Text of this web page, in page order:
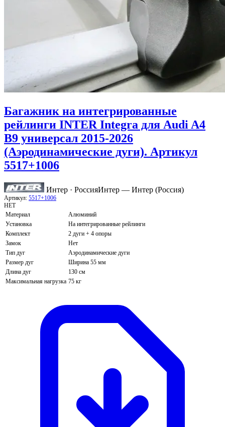
Багажник на интегрированные
рейлинги INTER Integra для Audi A4
B9 универсал 2015-2026
(Аэродинамические дуги). Артикул
5517+1006
Интер · РоссияИнтер — Интер (Россия)
Артикул: 5517+1006
НЕТ
Материал
Алюминий
Установка
На интегрированные рейлинги
Комплект
2 дуги + 4 опоры
Замок
Нет
Тип дуг
Аэродинамические дуги
Размер дуг
Ширина 55 мм
Длина дуг
130 см
Максимальная нагрузка 75 кг